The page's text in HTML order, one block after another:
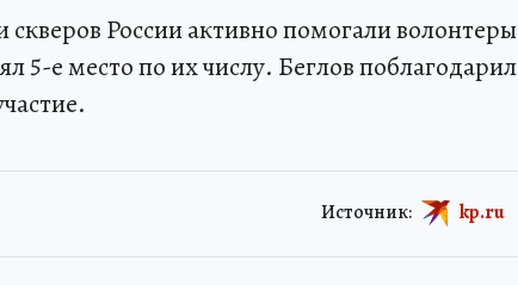
скверов России активно помогали волонтеры
5-е место по их числу. Беглов поблагодарил
Источник: kp.ru